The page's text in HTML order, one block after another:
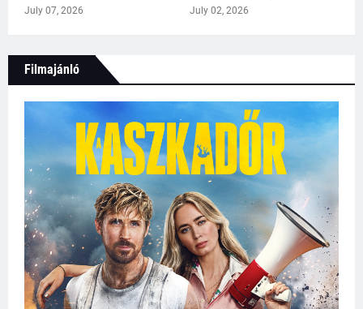
July 07, 2026 July 02, 2026
Filmajánló